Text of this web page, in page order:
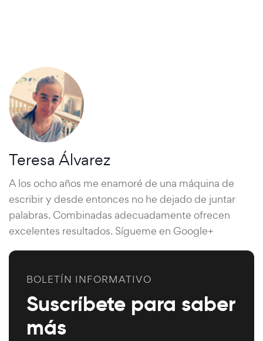
Teresa Álvarez
A los ocho años me enamoré de una máquina de
escribir y desde entonces no he dejado de juntar
palabras. Combinadas adecuadamente ofrecen
excelentes resultados. Sígueme en Google+
BOLETÍN INFORMATIVO
Suscríbete para saber
más